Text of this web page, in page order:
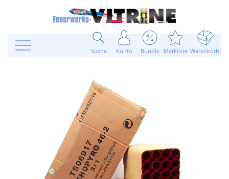
Suche Konto Bundle Merkliste Warenkorb